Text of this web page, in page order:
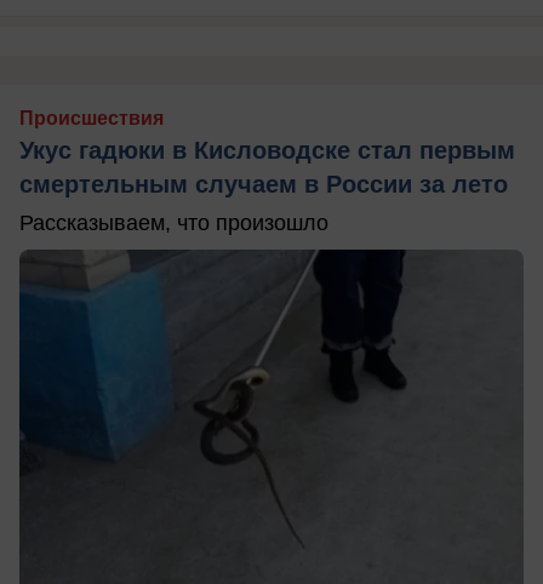
Происшествия
Укус гадюки в Кисловодске стал первым
смертельным случаем в России за лето
Рассказываем, что произошло